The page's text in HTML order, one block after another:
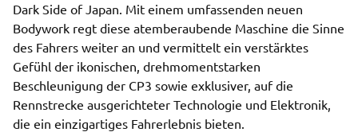
Dark Side of Japan. Mit einem umfassenden neuen
Bodywork regt diese atemberaubende Maschine die Sinne
des Fahrers weiter an und vermittelt ein verstärktes
Gefühl der ikonischen, drehmomentstarken
Beschleunigung der CP3 sowie exklusiver, auf die
Rennstrecke ausgerichteter Technologie und Elektronik,
die ein einzigartiges Fahrerlebnis bieten.